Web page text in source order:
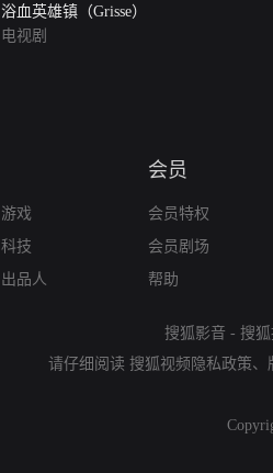
浴血英雄镇（Grisse）
电视剧
游戏
科技
出品人
会员
会员特权
会员剧场
帮助
搜狐影音 - 搜
请仔细阅读 搜狐视频隐私政策、